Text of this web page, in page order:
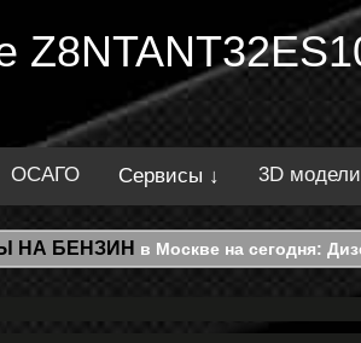
ОСАГО Сервисы ↓ 3D модели
НА БЕНЗИН в Москве на сегодня: